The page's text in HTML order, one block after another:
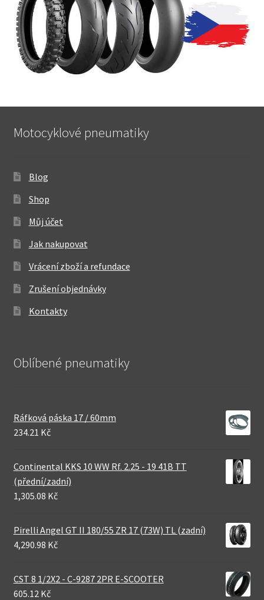
Motocyklové pneumatiky
Blog
Shop
Můj účet
Jak nakupovat
Vrácení zboží a refundace
Zrušení objednávky
Kontakty
Oblíbené pneumatiky
Ráfková páska 17 / 60mm
234.21 Kč
Continental KKS 10 WW Rf. 2.25 - 19 41B TT
(přední/zadní)
1,305.08 Kč
Pirelli Angel GT II 180/55 ZR 17 (73W) TL (zadní)
4,290.98 Kč
CST 8 1/2X2 - C-9287 2PR E-SCOOTER
605.12 Kč